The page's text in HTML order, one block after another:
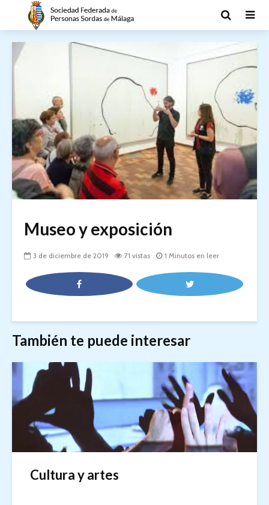
Museo y exposición
3 de diciembre de 2019 71 vistas 1 Minutos en leer
También te puede interesar
Cultura y artes